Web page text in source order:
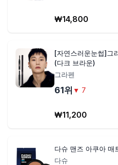
₩14,800
[자연스러운눈썹]그
(다크 브라운)
그라펜
61위 ▼ 7
₩11,200
다슈 맨즈 아쿠아 매
다슈